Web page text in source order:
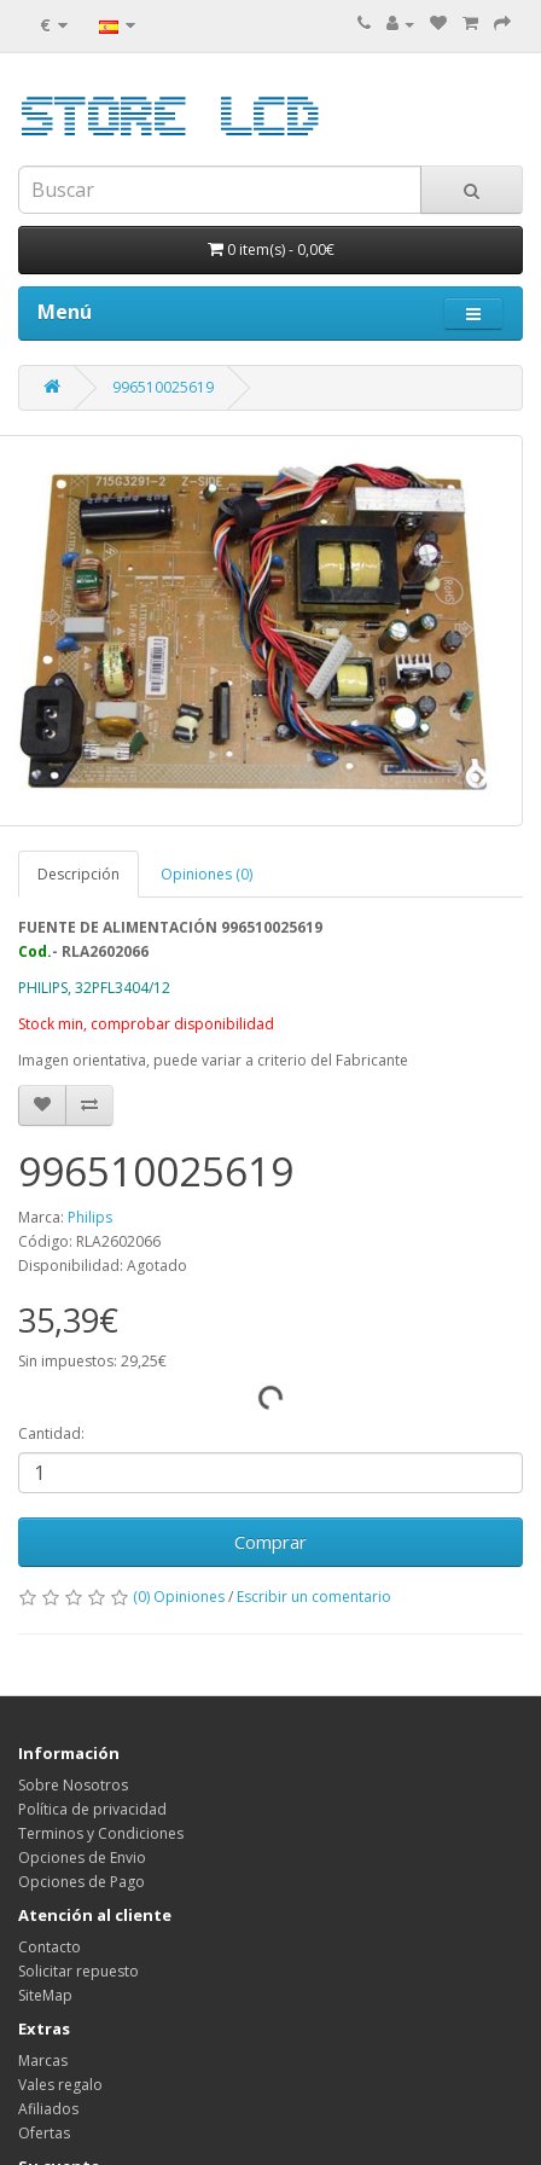
€
0 item(s)- 0,00€
Menú
996510025619
Descripción Opiniones (0)
FUENTE DE ALIMENTACIÓN 996510025619
Cod.- RLA2602066
PHILIPS, 32PFL3404/12
Stock min, comprobar disponibilidad
Imagen orientativa, puede variar a criterio del Fabricante
996510025619
Marca: Philips
Código: RLA2602066
Disponibilidad: Agotado
35,39€
Sin impuestos: 29,25€
Cantidad:
Comprar
(0) Opiniones/ Escribir un comentario
Información
Sobre Nosotros
Política de privacidad
Terminos y Condiciones
Opciones de Envio
Opciones de Pago
Atención al cliente
Contacto
Solicitar repuesto
SiteMap
Extras
Marcas
Vales regalo
Afiliados
Ofertas